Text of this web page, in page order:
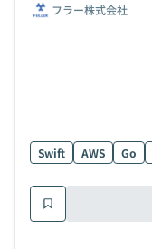
フラー株式会社
Swift AWS Go